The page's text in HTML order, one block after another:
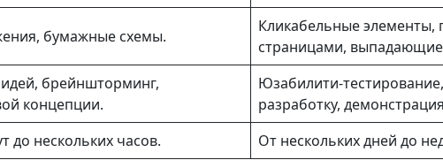
бумажные схемы.
Кликабельные элементы,
страницами,
брейншторминг,
концепции.
Юзабилити-
разработку,
до нескольких часов. От нескольких дней до